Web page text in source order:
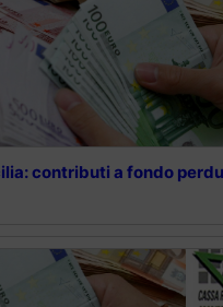
contributi a fondo